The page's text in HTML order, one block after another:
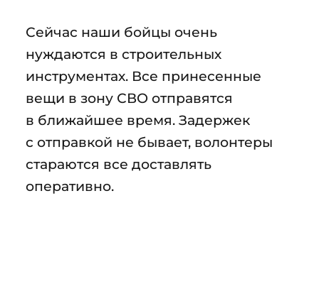
Сейчас наши бойцы очень
нуждаются в строительных
инструментах. Все принесенные
вещи в зону СВО отправятся
в ближайшее время. Задержек
с отправкой не бывает, волонтеры
стараются все доставлять
оперативно.